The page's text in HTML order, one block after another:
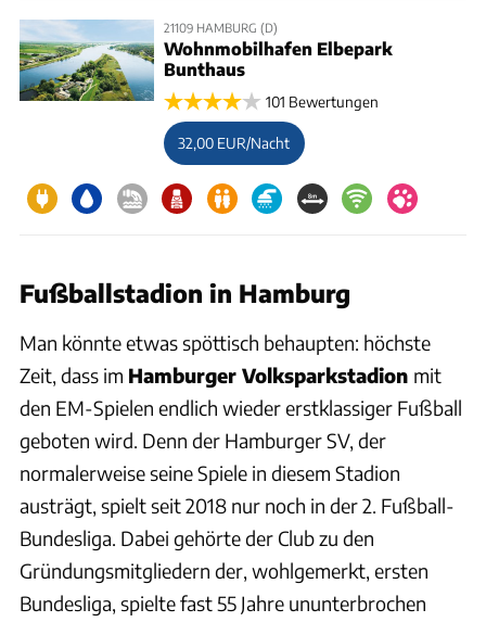
21109 HAMBURG (D)
Wohnmobilhafen Elbepark
Bunthaus
101 Bewertungen
32,00 EUR/Nacht
Fußballstadion in Hamburg
Man könnte etwas spöttisch behaupten: höchste
Zeit, dass im Hamburger Volksparkstadion mit
den EM-Spielen endlich wieder erstklassiger Fußball
geboten wird. Denn der Hamburger SV, der
normalerweise seine Spiele in diesem Stadion
austrägt, spielt seit 2018 nur noch in der 2. Fußball-
Bundesliga. Dabei gehörte der Club zu den
Gründungsmitgliedern der, wohlgemerkt, ersten
Bundesliga, spielte fast 55 Jahre ununterbrochen